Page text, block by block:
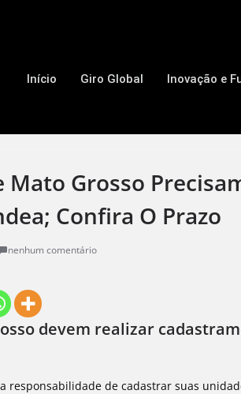
Início Giro Global Inovação e
Mato Grosso
Confira O Prazo
nenhum comentário
devem realizar
responsabilidade de cadastrar suas